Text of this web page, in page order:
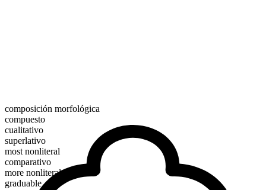
composición morfológica
compuesto
cualitativo
superlativo
most nonliteral
comparativo
more nonliteral
graduable